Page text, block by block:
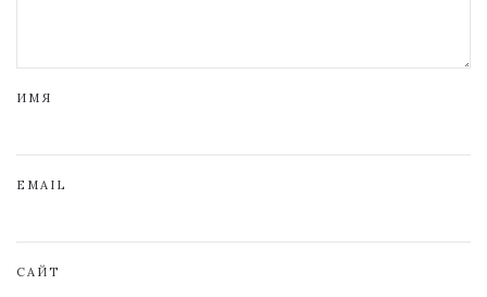
ИМЯ
EMAIL
САЙТ